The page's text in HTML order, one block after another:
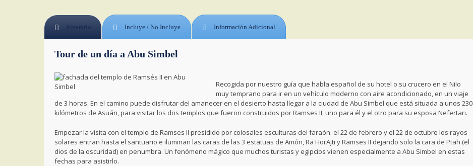
Itinerario Incluye / No Incluye Información Adicional
Tour de un día a Abu Simbel
Recogida por nuestro guía que habla español de su hotel o su crucero en el Nilo
muy temprano para ir en un vehículo moderno con aire acondicionado, en un viaje
de 3 horas. En el camino puede disfrutar del amanecer en el desierto hasta llegar a la ciudad de Abu Simbel que está situada a unos 230
kilómetros de Asuán, para visitar los dos templos que fueron construidos por Ramses II, uno para él y el otro para su esposa Nefertari.
Empezar la visita con el templo de Ramses II presidido por colosales esculturas del faraón. el 22 de febrero y el 22 de octubre los rayos
solares entran hasta el santuario e iluminan las caras de las 3 estatuas de Amón, Ra HorAjti y Ramses II dejando solo la cara de Ptah (el
dios de la oscuridad) en penumbra. Un fenómeno mágico que muchos turistas y egipcios vienen especialmente a Abu Simbel en estas
fechas para asistirlo.